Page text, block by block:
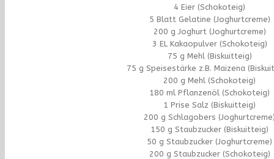
4 Eier (Schokoteig)
5 Blatt Gelatine (Joghurtcreme)
200 g Joghurt (Joghurtcreme)
3 EL Kakaopulver (Schokoteig)
75 g Mehl (Biskuitteig)
75 g Speisestärke z.B. Maizena
200 g Mehl (Schokoteig)
180 ml Pflanzenöl (Schokoteig)
1 Prise Salz (Biskuitteig)
200 g Schlagobers
150 g Staubzucker (Biskuitteig)
50 g Staubzucker (Joghurtcreme)
200 g Staubzucker (Schokoteig)